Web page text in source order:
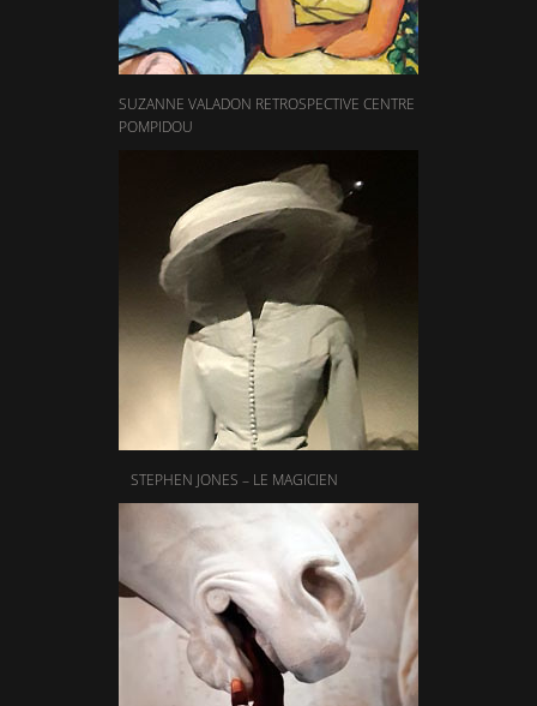
SUZANNE VALADON RETROSPECTIVE CENTRE
POMPIDOU
STEPHEN JONES – LE MAGICIEN